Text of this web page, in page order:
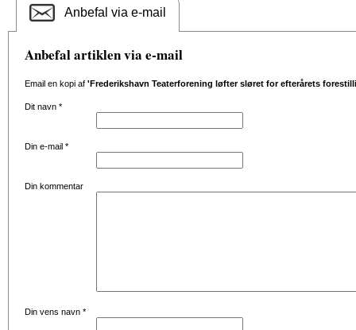
Anbefal via e-mail
Anbefal artiklen via e-mail
Email en kopi af 'Frederikshavn Teaterforening løfter sløret for efterårets
Dit navn *
Din e-mail *
Din kommentar
Din vens navn *